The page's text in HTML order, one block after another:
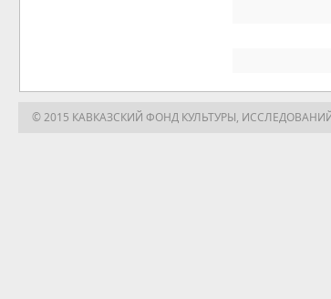
© 2015 КАВКАЗСКИЙ ФОНД КУЛЬТУРЫ,